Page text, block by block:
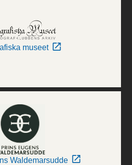
museet
Waldemarsudde